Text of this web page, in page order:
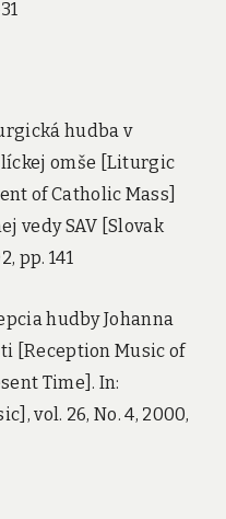
hudba v
omše [Liturgic
of Catholic Mass]
vedy SAV [Slovak
pp. 141
hudby Johanna
[Reception Music of
Time]. In:
vol. 26, No. 4, 2000,